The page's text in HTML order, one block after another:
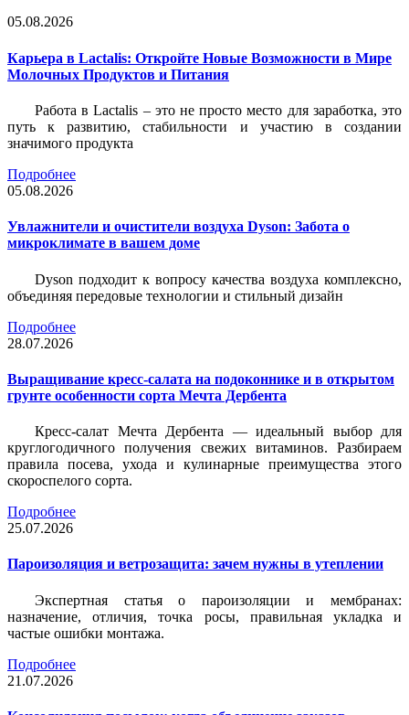
05.08.2026
Карьера в Lactalis: Откройте Новые Возможности в Мире
Молочных Продуктов и Питания
Работа в Lactalis – это не просто место для заработка, это
путь к развитию, стабильности и участию в создании
значимого продукта
Подробнее
05.08.2026
Увлажнители и очистители воздуха Dyson: Забота о
микроклимате в вашем доме
Dyson подходит к вопросу качества воздуха комплексно,
объединяя передовые технологии и стильный дизайн
Подробнее
28.07.2026
Выращивание кресс-салата на подоконнике и в открытом
грунте особенности сорта Мечта Дербента
Кресс-салат Мечта Дербента — идеальный выбор для
круглогодичного получения свежих витаминов. Разбираем
правила посева, ухода и кулинарные преимущества этого
скороспелого сорта.
Подробнее
25.07.2026
Пароизоляция и ветрозащита: зачем нужны в утеплении
Экспертная статья о пароизоляции и мембранах:
назначение, отличия, точка росы, правильная укладка и
частые ошибки монтажа.
Подробнее
21.07.2026